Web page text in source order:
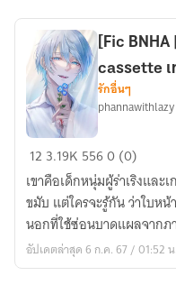
Evolution
[Fic
BNHA
|
Side
story]
Memory
[Fic
cassette เ
รักอื่นๆ
phannawithlazy
12 3.19K 5560 (0)
เขาคือเด็กหนุ่มผู้ร่าเริงแล
ขมับ แต่ใครจะรู้กัน ว่าใบห
นอกที่ใช้ซ่อนบาดแผลจากภ
อัปเดตล่าสุด 6 ก.ค. 67 / 01:52 น.